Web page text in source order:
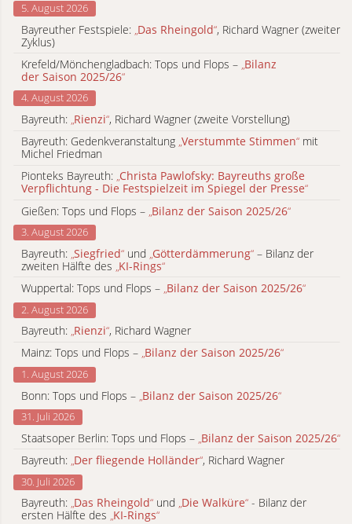
5. August 2026
Bayreuther Festspiele: Das Rheingold“, Richard Wagner (zweiter
Zyklus)
Krefeld/Mönchengladbach: Tops und Flops – „Bilanz
der Saison 2025/26“
4. August 2026
Bayreuth: „Rienzi“, Richard Wagner (zweite Vorstellung)
Bayreuth: Gedenkveranstaltung „Verstummte Stimmen“ mit
Michel Friedman
Pionteks Bayreuth: „Christa Pawlofsky: Bayreuths große
Verpflichtung - Die Festspielzeit im Spiegel der Presse“
Gießen: Tops und Flops – Bilanz der Saison 2025/26“
3. August 2026
Bayreuth: „Siegfried“ und „Götterdämmerung“ – Bilanz der
zweiten Hälfte des „KI-Rings“
Wuppertal: Tops und Flops – „Bilanz der Saison 2025/26“
2. August 2026
Bayreuth: „Rienzi“, Richard Wagner
Mainz: Tops und Flops – „Bilanz der Saison 2025/26“
1. August 2026
Bonn: Tops und Flops – Bilanz der Saison 2025/26“
31. Juli 2026
Staatsoper Berlin: Tops und Flops – Bilanz der Saison 2025/26“
Bayreuth: „Der fliegende Holländer“, Richard Wagner
30. Juli 2026
Bayreuth: „Das Rheingold“ und „Die Walküre“ - Bilanz der
ersten Hälfte des „KI-Rings“